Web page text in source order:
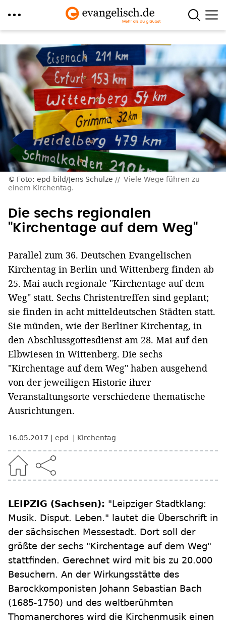
zum
Inhalt
Foto: epd-bild/Jens Schulze
Viele Wege führen zu
einem Kirchentag.
Die sechs regionalen
"Kirchentage auf dem Weg"
Parallel zum 36. Deutschen Evangelischen
Kirchentag in Berlin und Wittenberg finden ab
25. Mai auch regionale "Kirchentage auf dem
Weg" statt. Sechs Christentreffen sind geplant;
sie finden in acht mitteldeutschen Städten statt.
Sie münden, wie der Berliner Kirchentag, in
den Abschlussgottesdienst am 28. Mai auf den
Elbwiesen in Wittenberg. Die sechs
"Kirchentage auf dem Weg" haben ausgehend
von der jeweiligen Historie ihrer
Veranstaltungsorte verschiedene thematische
Ausrichtungen.
16.05.2017 epd Kirchentag
LEIPZIG (Sachsen): "Leipziger Stadtklang:
Musik. Disput. Leben." lautet die Überschrift in
der sächsischen Messestadt. Dort soll der
größte der sechs "Kirchentage auf dem Weg"
stattfinden. Gerechnet wird mit bis zu 20.000
Besuchern. An der Wirkungsstätte des
Barockkomponisten Johann Sebastian Bach
(1685-1750) und des weltberühmten
Thomanerchores wird die Kirchenmusik einen